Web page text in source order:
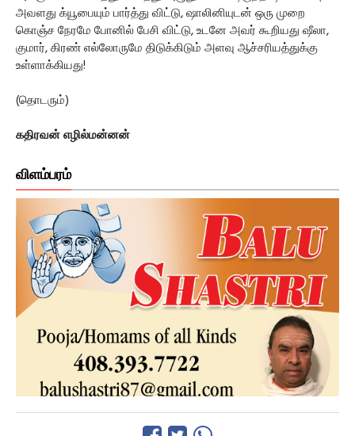
அவளது க்யூபையும் பார்த்து விட்டு, ஷாலினியுடன் ஒரு முறை
கொஞ்ச நேரமே போனில் பேசி விட்டு, உடனே அவர் கூறியது ஷீலா,
குமார், கிரண் எல்லோருமே திடுக்கிடும் அளவு ஆச்சரியத்துக்கு
உள்ளாக்கியது!
(தொடரும்)
கதிரவன் எழில்மன்னன்
விளம்பரம்